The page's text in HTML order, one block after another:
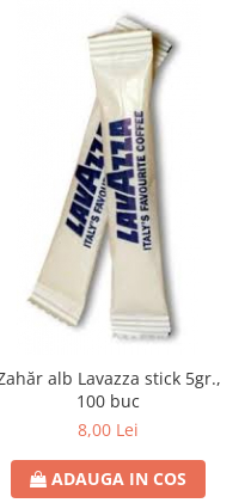
alb Lavazza stick 5gr.,
100 buc
8,00 Lei
ADAUGA IN COS